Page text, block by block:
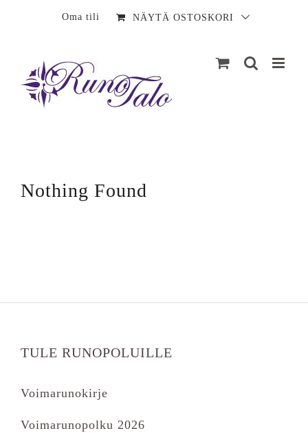
Oma tili NÄYTÄ OSTOSKORI
Nothing Found
TULE RUNOPOLUILLE
Voimarunokirje
Voimarunopolku 2026